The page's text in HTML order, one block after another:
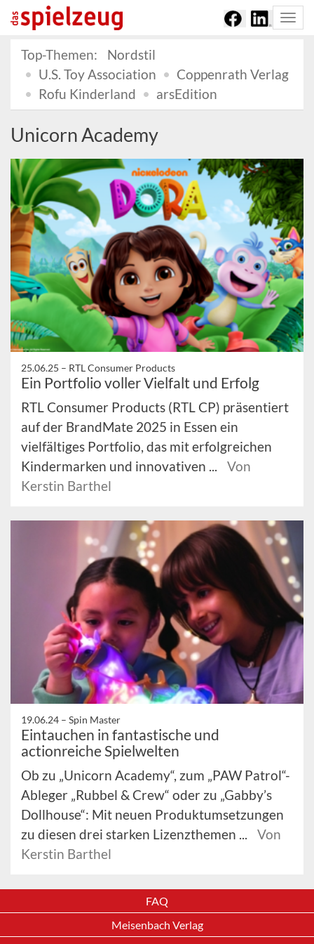
Top-Themen:
Nordstil
U.S. Toy Association
Coppenrath Verlag
Rofu Kinderland
arsEdition
Unicorn Academy
25.06.25 – RTL Consumer Products
Ein Portfolio voller Vielfalt und Erfolg
RTL Consumer Products (RTL CP) präsentiert
auf der BrandMate 2025 in Essen ein
vielfältiges Portfolio, das mit erfolgreichen
Kindermarken und innovativen ...
Von
Kerstin Barthel
19.06.24 – Spin Master
Eintauchen in fantastische und
actionreiche Spielwelten
Ob zu „Unicorn Academy“, zum „PAW Patrol“-
Ableger „Rubbel & Crew“ oder zu „Gabby’s
Dollhouse“: Mit neuen Produktumsetzungen
zu diesen drei starken Lizenzthemen ...
Von
Kerstin Barthel
FAQ
Meisenbach Verlag